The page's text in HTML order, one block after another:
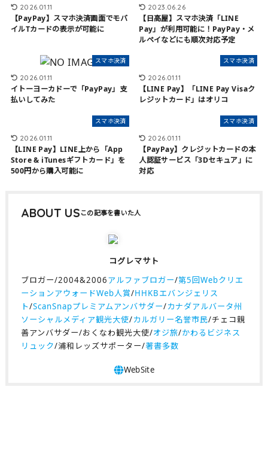
2026.01.11
【PayPay】スマホ決済画面でモバ
イルTカードの表示が可能に
2023.06.26
【日高屋】スマホ決済「LINE
Pay」が利用可能に！PayPay・メ
ルペイなどにも順次対応予定
スマホ決済
2026.01.11
イトーヨーカドーで「PayPay」支
払いしてみた
スマホ決済
2026.01.11
【LINE Pay】「LINE Pay Visaク
レジットカード」はオリコ
スマホ決済
2026.01.11
【LINE Pay】LINE上から「App
Store & iTunesギフトカード」を
500円から購入可能に
スマホ決済
2026.01.11
【PayPay】クレジットカードの本
人認証サービス「3Dセキュア」に
対応
ABOUT US
コグレマサト
ブロガー/2004&2006アルファブロガー/第5回Webクリエ
ーションアウォードWeb人賞/HHKBエバンジェリス
ト/ScanSnapプレミアムアンバサダー/カナダアルバータ州
ソーシャルメディア観光大使/カルガリー名誉市民/チェコ親
善アンバサダー/おくなわ観光大使/オジ旅/かわるビジネス
リュック/浦和レッズサポーター/著書多数